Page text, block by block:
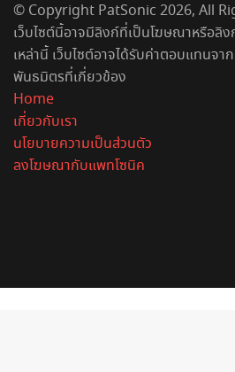
© Copyright PatSonic 2026, All
เว็บไซต์นี้อาจมีลิงก์ที่เป็นโฆษณาหรือ
เหล่านี้ เว็บไซต์อาจได้รับค่าตอบแทนจ
พันธมิตรที่เกี่ยวข้อง
Home
เกี่ยวกับเรา
นโยบายความเป็นส่วนตัว
ลงโฆษณากับแพทโซนิค